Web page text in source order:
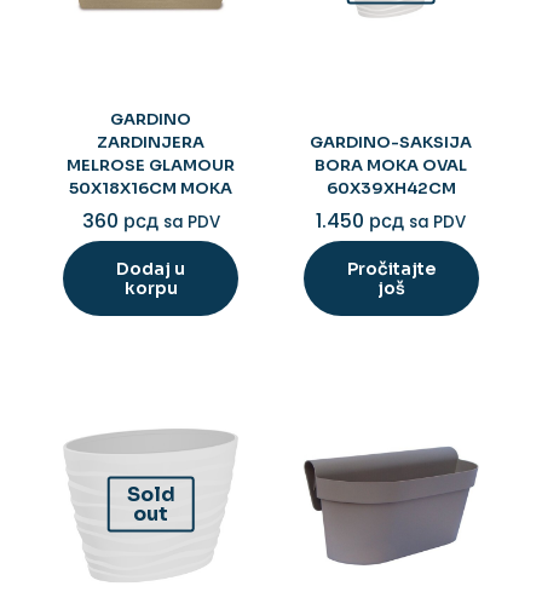
GARDINO
ZARDINJERA
MELROSE GLAMOUR
50X18X16CM MOKA
360 рсд sa PDV
Dodaj u
korpu
GARDINO-SAKSIJA
BORA MOKA OVAL
60X39XH42CM
1.450 рсд sa PDV
Pročitajte
još
Sold
out